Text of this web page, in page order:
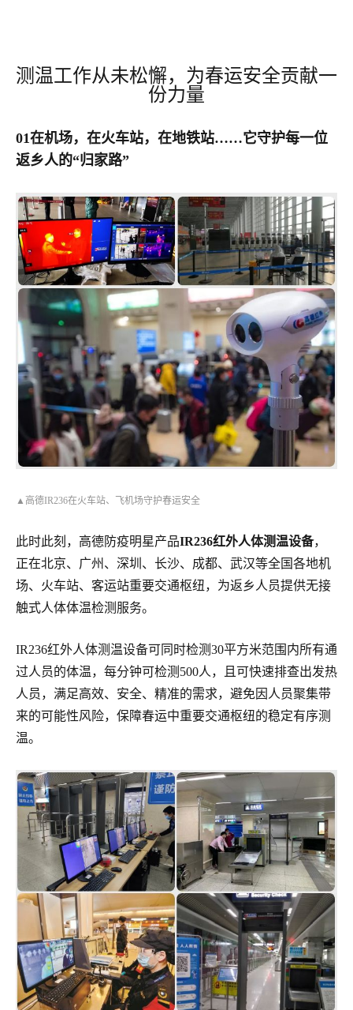
测温工作从未松懈，为春运安全贡献一
份力量
01在机场，在火车站，在地铁站……它守护每一位
返乡人的“归家路”
▲高德IR236在火车站、飞机场守护春运安全
此时此刻，高德防疫明星产品IR236红外人体测温设备，
正在北京、广州、深圳、长沙、成都、武汉等全国各地机
场、火车站、客运站重要交通枢纽，为返乡人员提供无接
触式人体体温检测服务。
IR236红外人体测温设备可同时检测30平方米范围内所有通
过人员的体温，每分钟可检测500人，且可快速排查出发热
人员，满足高效、安全、精准的需求，避免因人员聚集带
来的可能性风险，保障春运中重要交通枢纽的稳定有序测
温。